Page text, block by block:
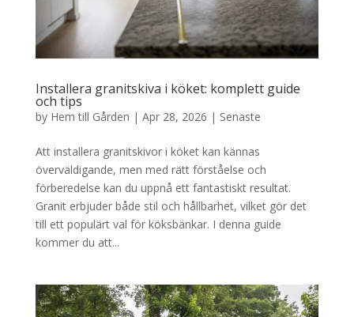
Installera granitskiva i köket: komplett guide
och tips
by Hem till Gården | Apr 28, 2026 | Senaste
Att installera granitskivor i köket kan kännas
överväldigande, men med rätt förståelse och
förberedelse kan du uppnå ett fantastiskt resultat.
Granit erbjuder både stil och hållbarhet, vilket gör det
till ett populärt val för köksbänkar. I denna guide
kommer du att...